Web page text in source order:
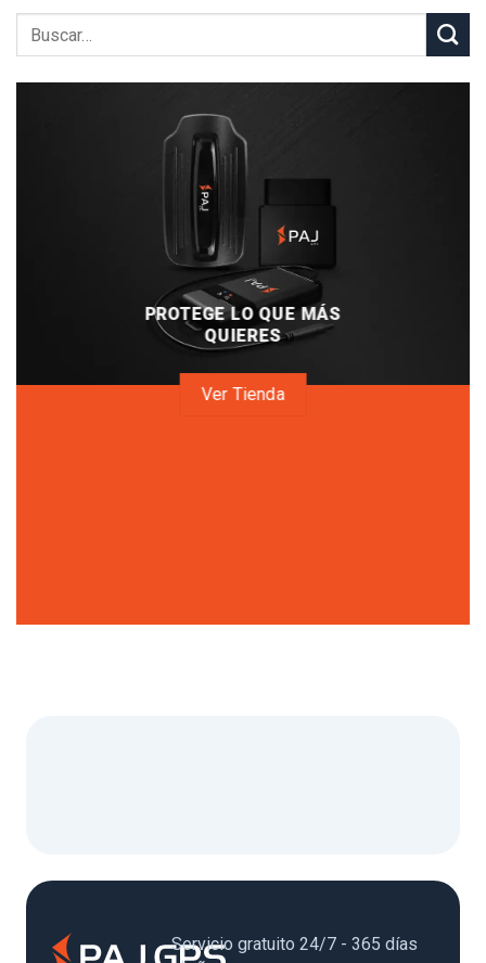
PROTEGE LO QUE MÁS
QUIERES
Ver Tienda
Servicio gratuito 24/7 - 365 días